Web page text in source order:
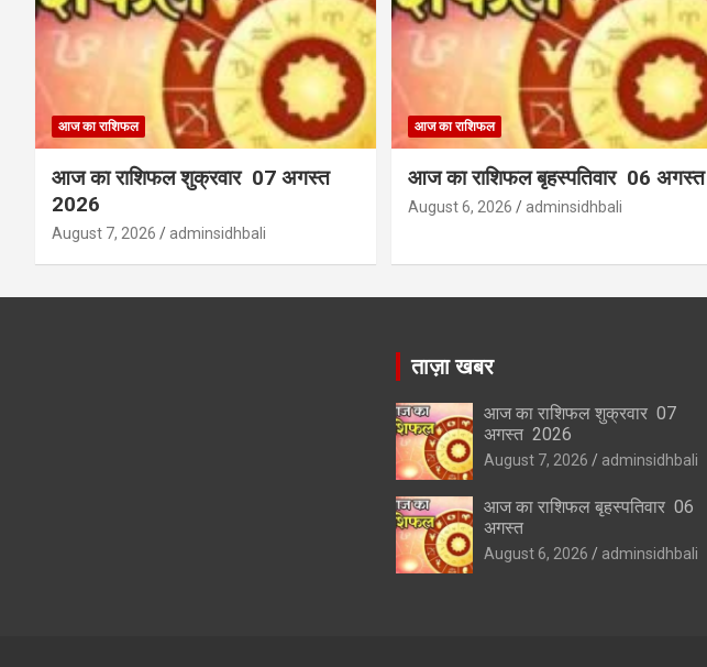
आज का राशिफल
आज का राशिफल शुक्रवार 07 अगस्त
2026
August 7, 2026 adminsidhbali
आज का राशिफल
आज का राशिफल बृहस्पतिवार 06 अगस्त
August 6, 2026 adminsidhbali
ताज़ा खबर
आज का राशिफल शुक्रवार 07
अगस्त 2026
August 7, 2026 adminsidhbali
आज का राशिफल बृहस्पतिवार 06
अगस्त
August 6, 2026 adminsidhbali